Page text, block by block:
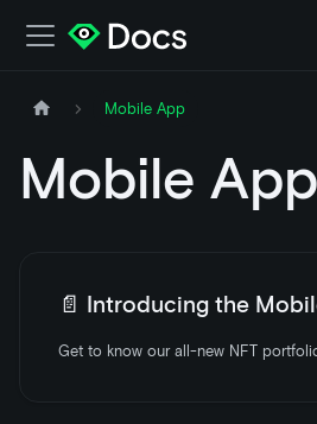
Mobile App
Mobile App
📄️ Introducing the
Get to know our all-new NFT